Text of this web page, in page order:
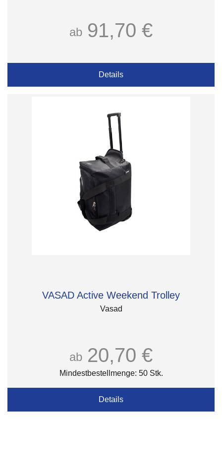
ab 91,70 €
Details
VASAD Active Weekend Trolley
Vasad
ab 20,70 €
Mindestbestellmenge: 50 Stk.
Details